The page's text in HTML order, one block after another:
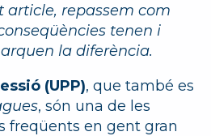
article, repassem com
tenen i
la diferència.
(UPP), que també es
, són una de les
freqüents en gent gran